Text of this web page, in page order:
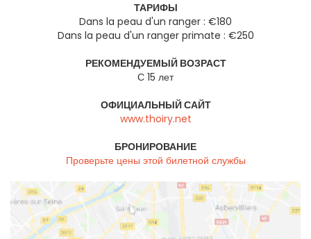
ТАРИФЫ
Dans la peau d'un ranger : €180
Dans la peau d'un ranger primate : €250
РЕКОМЕНДУЕМЫЙ ВОЗРАСТ
С 15 лет
ОФИЦИАЛЬНЫЙ САЙТ
www.thoiry.net
БРОНИРОВАНИЕ
Проверьте цены этой билетной службы